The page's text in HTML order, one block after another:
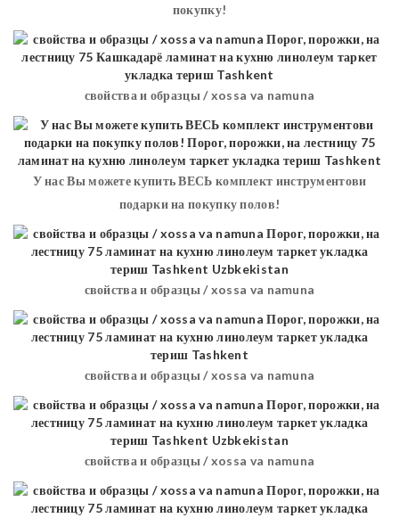
покупку!
свойства и образцы / xossa va namuna
У нас Вы можете купить ВЕСЬ комплект инструментови
подарки на покупку полов!
свойства и образцы / xossa va namuna
свойства и образцы / xossa va namuna
свойства и образцы / xossa va namuna